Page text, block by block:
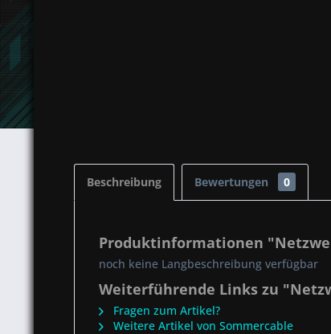
Beschreibung Bewertungen 0
Produktinformationen
noch keine Langbeschreibung verfügbar
Weiterführende Links zu
Fragen zum Artikel?
Weitere Artikel von Sommercable